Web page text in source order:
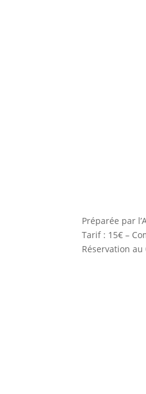
Préparée par
Tarif : 15€ –
Réservation au